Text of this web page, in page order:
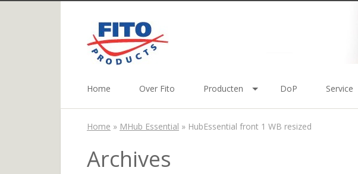
Home Over Fito Producten DoP Service
Home » MHub Essential » HubEssential front 1 WB resized
Archives